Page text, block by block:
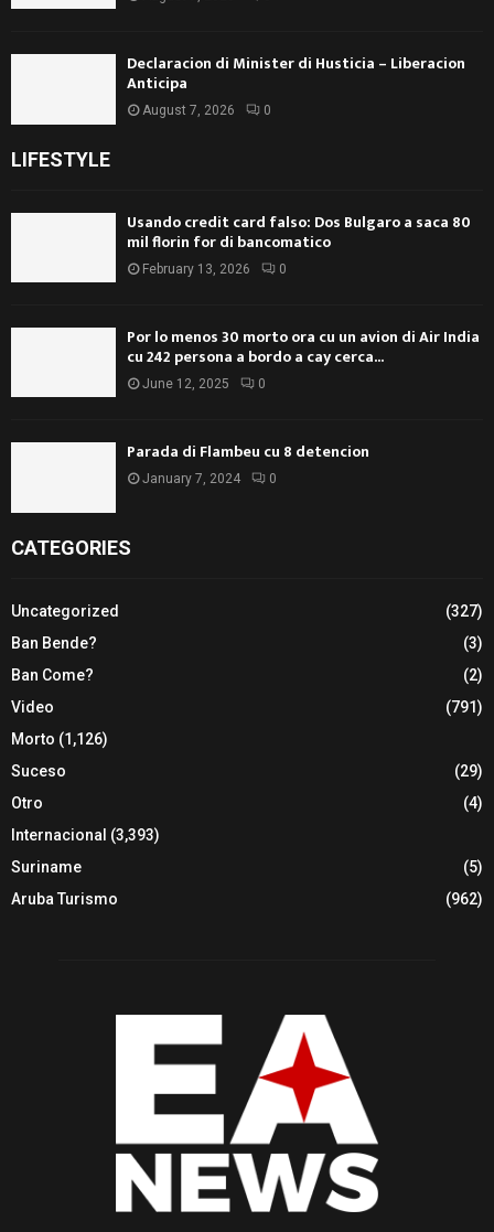
Declaracion di Minister di Husticia – Liberacion
Anticipa
August 7, 2026 0
LIFESTYLE
Usando credit card falso: Dos Bulgaro a saca 80
mil florin for di bancomatico
February 13, 2026 0
Por lo menos 30 morto ora cu un avion di Air India
cu 242 persona a bordo a cay cerca...
June 12, 2025 0
Parada di Flambeu cu 8 detencion
January 7, 2024 0
CATEGORIES
Uncategorized
(327)
Ban Bende?
(3)
Ban Come?
(2)
Video
(791)
Morto (1,126)
Suceso
(29)
Otro
(4)
Internacional (3,393)
Suriname
(5)
Aruba Turismo
(962)